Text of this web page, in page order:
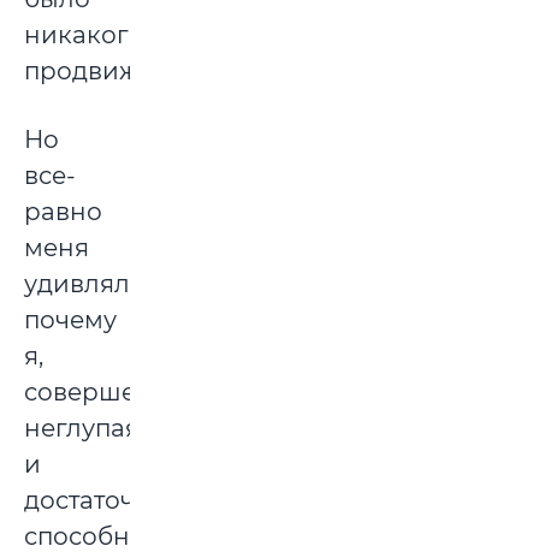
никакого
продвижения.
Но
все-
равно
меня
удивляло,
почему
я,
совершенно
неглупая
и
достаточно
способная